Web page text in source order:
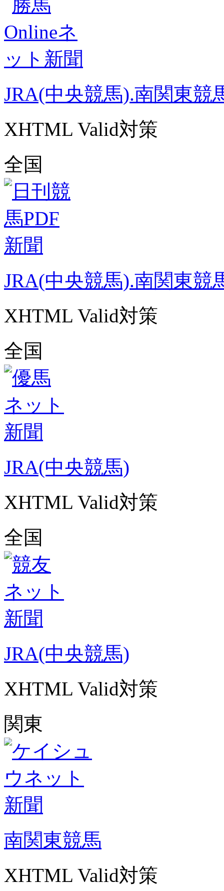
JRA(中央競馬).南関東競
XHTML Valid対策
全国
JRA(中央競馬).南関東競
XHTML Valid対策
全国
JRA(中央競馬)
XHTML Valid対策
全国
JRA(中央競馬)
XHTML Valid対策
関東
南関東競馬
XHTML Valid対策